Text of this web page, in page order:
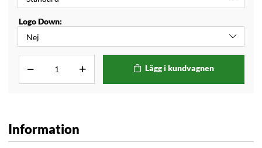
Logo Down:
Lägg i kundvagnen
Information